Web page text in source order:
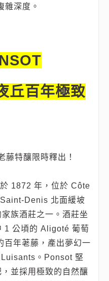
雜深度。
丘百年極致
特釀限時釋出！
1872 年，位於 Côte
Denis 北面緩坡
家族酒莊之一。酒莊坐
1 公頃的 Aligoté 葡萄
百年荖藤，產出夢幻一
。Ponsot 堅
並採用極致的自然釀